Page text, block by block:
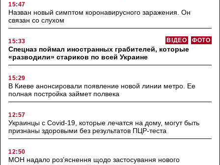
15:47
Назван новый симптом коронавирусного заражения. Он
связан со слухом
15:33 ФОТО
ВІДЕО
Спецназ поймал иностранных грабителей, которые
«разводили» стариков по всей Украине
15:29
В Киеве анонсировали появление новой линии метро. Ее
полная постройка займет полвека
12:57
Украинцы с Covid-19, которые лечатся на дому, могут быть
признаны здоровыми без результатов ПЦР-теста
12:50
МОН надало роз’яснення щодо застосування нового